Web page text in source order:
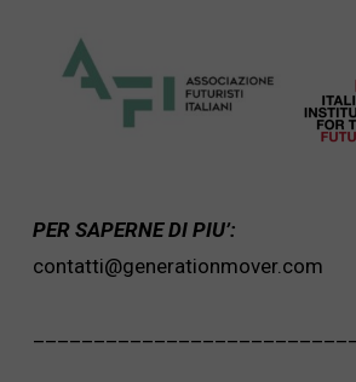
PER SAPERNE DI PIU’:
contatti@generationmover.com